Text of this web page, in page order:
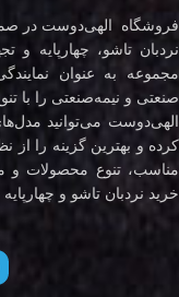
فروشگاه الهی‌دوست در
نردبان تاشو، چهارپایه
مجموعه به عنوان
صنعتی و نیمه‌صنعتی را با
الهی‌دوست می‌توانید
کرده و بهترین گزینه را از
مناسب، تنوع محصولات و
خرید نردبان تاشو و